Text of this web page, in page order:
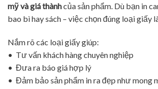
mỹ và giá thànhcủa sản phẩm. Dù bạn in
bao bì hay sách – việc chọn đúng loại giấy
Nắm rõ các loại giấy giúp:
• Tư vấn khách hàng chuyên nghiệp
• Đưa ra báo giá hợp lý
• Đảm bảo sản phẩm in ra đẹp như mong